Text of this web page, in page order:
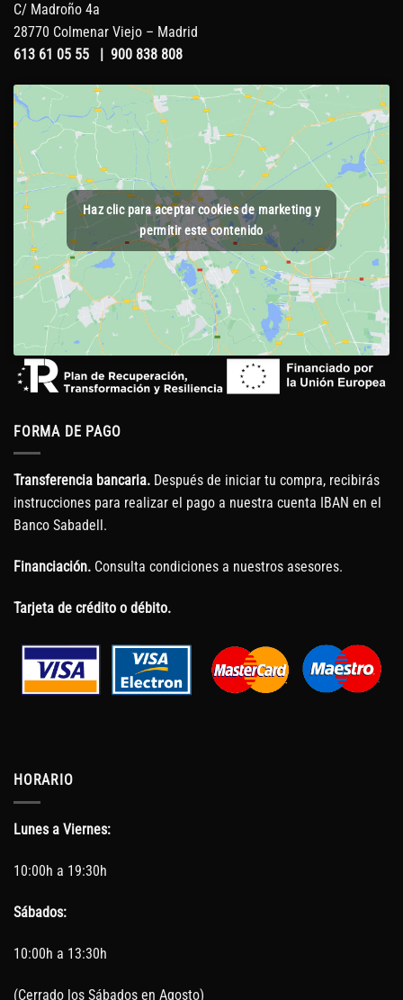
C/ Madroño 4a
28770 Colmenar Viejo – Madrid
613 61 05 55
900 838 808
Haz clic para aceptar cookies de marketing y
permitir este contenido
FORMA DE PAGO
Transferencia bancaria. Después de iniciar tu compra, recibirás
instrucciones para realizar el pago a nuestra cuenta IBAN en el
Banco Sabadell.
Financiación. Consulta condiciones a nuestros asesores.
Tarjeta de crédito o débito.
HORARIO
Lunes a Viernes:
10:00h a 19:30h
Sábados:
10:00h a 13:30h
(Cerrado los Sábados en Agosto)